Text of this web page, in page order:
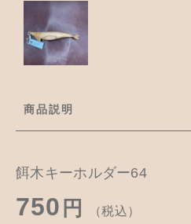
商品説明
餌木キーホルダー64
750 円 （税込）